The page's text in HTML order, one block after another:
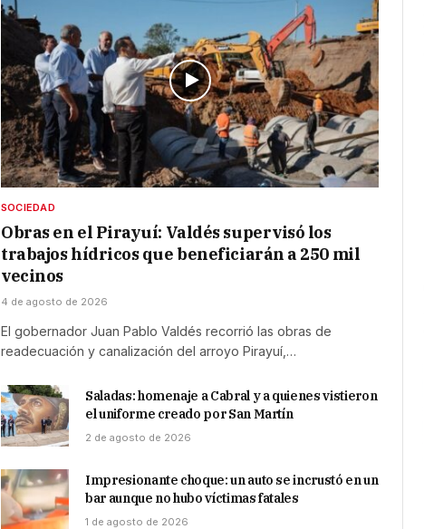
SOCIEDAD
Obras en el Pirayuí: Valdés supervisó los
trabajos hídricos que beneficiarán a 250 mil
vecinos
4 de agosto de 2026
El gobernador Juan Pablo Valdés recorrió las obras de
readecuación y canalización del arroyo Pirayuí,…
Saladas: homenaje a Cabral y a quienes vistieron
el uniforme creado por San Martín
2 de agosto de 2026
Impresionante choque: un auto se incrustó en un
bar aunque no hubo víctimas fatales
1 de agosto de 2026